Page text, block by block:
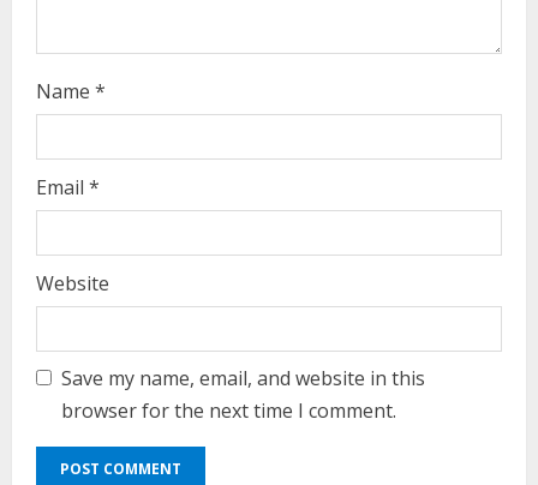
g
Name *
Email *
Website
Save my name, email, and website in this
browser for the next time I comment.